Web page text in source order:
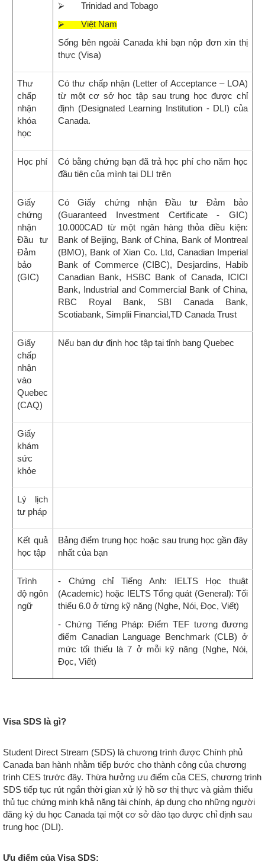
⮚ Trinidad and Tobago
⮚ Việt Nam
Sống bên ngoài Canada khi bạn nộp đơn xin thị
thực (Visa)
Thư
chấp
nhận
khóa
học
Có thư chấp nhận (Letter of Acceptance – LOA)
từ một cơ sở học tập sau trung học được chỉ
định (Designated Learning Institution - DLI) của
Canada.
Học phí
Có bằng chứng bạn đã trả học phí cho năm học
đầu tiên của mình tại DLI trên
Giấy
chứng
nhận
Đầu tư
Đảm
bảo
(GIC)
Có Giấy chứng nhận Đầu tư Đảm bảo
(Guaranteed Investment Certificate - GIC)
10.000CAD từ một ngân hàng thỏa điều kiện:
Bank of Beijing, Bank of China, Bank of Montreal
(BMO), Bank of Xian Co. Ltd, Canadian Imperial
Bank of Commerce (CIBC), Desjardins, Habib
Canadian Bank, HSBC Bank of Canada, ICICI
Bank, Industrial and Commercial Bank of China,
RBC Royal Bank, SBI Canada Bank,
Scotiabank, Simplii Financial,TD Canada Trust
Giấy
chấp
nhận
vào
Quebec
(CAQ)
Nếu bạn dự định học tập tại tỉnh bang Quebec
Giấy
khám
sức
khỏe
Lý lịch
tư pháp
Kết quả
học tập
Bảng điểm trung học hoặc sau trung học gần đây
nhất của bạn
Trình
độ ngôn
ngữ
- Chứng chỉ Tiếng Anh: IELTS Học thuật
(Academic) hoặc IELTS Tổng quát (General): Tối
thiểu 6.0 ở từng kỹ năng (Nghe, Nói, Đọc, Viết)
- Chứng Tiếng Pháp: Điểm TEF tương đương
điểm Canadian Language Benchmark (CLB) ở
mức tối thiểu là 7 ở mỗi kỹ năng (Nghe, Nói,
Đọc, Viết)
Visa SDS là gì?
Student Direct Stream (SDS) là chương trình được Chính phủ
Canada ban hành nhằm tiếp bước cho thành công của chương
trình CES trước đây. Thừa hưởng ưu điểm của CES, chương trình
SDS tiếp tục rút ngắn thời gian xử lý hồ sơ thị thực và giảm thiểu
thủ tục chứng minh khả năng tài chính, áp dụng cho những người
đăng ký du học Canada tại một cơ sở đào tạo được chỉ định sau
trung học (DLI).
Ưu điểm của Visa SDS: